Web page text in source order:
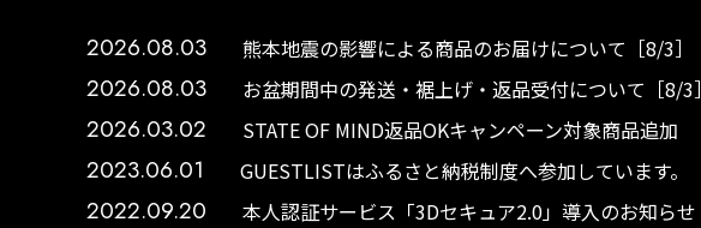
2026.08.03 熊本地震の影響による商品のお届けについて［8/3］
2026.08.03 お盆期間中の発送・裾上げ・返品受付について［8/3］
2026.03.02 STATE OF MIND返品OKキャンペーン対象商品追加
2023.06.01 GUESTLISTはふるさと納税制度へ参加しています。
2022.09.20 本人認証サービス「3Dセキュア2.0」導入のお知らせ